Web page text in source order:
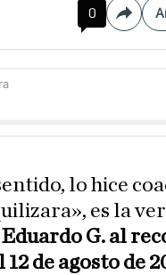
0
lo hice
es la
Eduardo G. al
de agosto de